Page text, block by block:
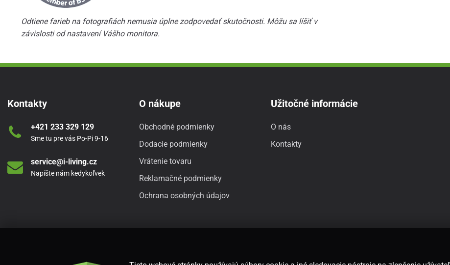
Odtiene farieb na fotografiách nemusia úplne zodpovedať skutočnosti. Môžu sa líšiť v
závislosti od nastavení Vášho monitora.
Kontakty
+421 233 329 129
Sme tu pre vás Po-Pi 9-16
service@i-living.cz
Napíšte nám kedykoľvek
O nákupe
Obchodné podmienky
Dodacie podmienky
Vrátenie tovaru
Reklamačné podmienky
Ochrana osobných údajov
Užitočné informácie
O nás
Kontakty